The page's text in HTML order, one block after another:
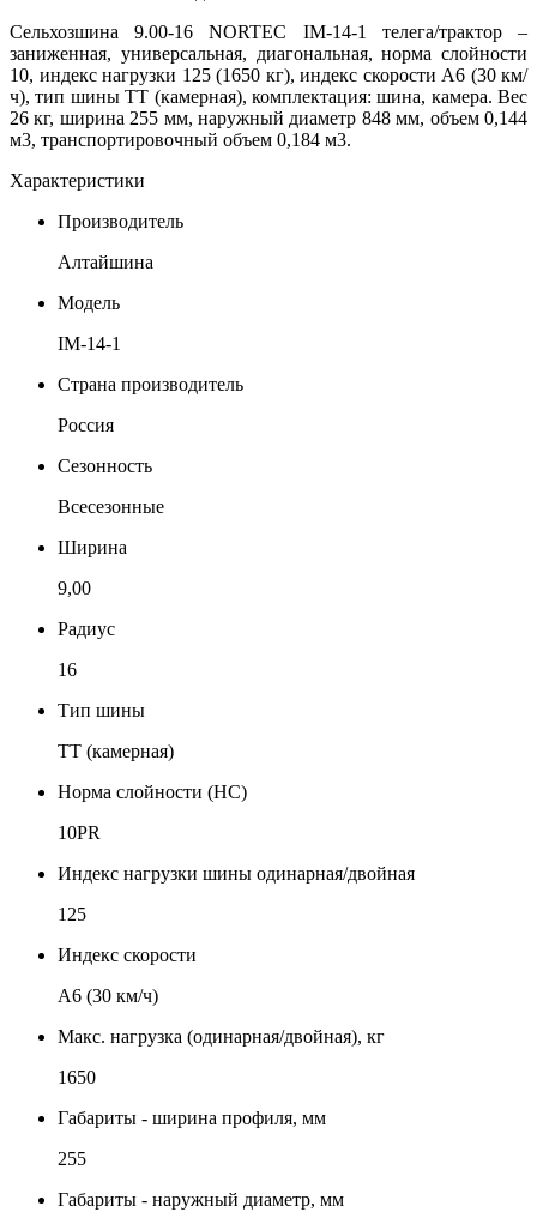
Сельхозшина 9.00-16 NORTEC IM-14-1 телега/трактор –
заниженная, универсальная, диагональная, норма слойности
10, индекс нагрузки 125 (1650 кг), индекс скорости А6 (30 км/
ч), тип шины ТТ (камерная), комплектация: шина, камера. Вес
26 кг, ширина 255 мм, наружный диаметр 848 мм, объем 0,144
м3, транспортировочный объем 0,184 м3.
Характеристики
Производитель
Алтайшина
Модель
IM-14-1
Страна производитель
Россия
Сезонность
Всесезонные
Ширина
9,00
Радиус
16
Тип шины
TT (камерная)
Норма слойности (НС)
10PR
Индекс нагрузки шины одинарная/двойная
125
Индекс скорости
А6 (30 км/ч)
Макс. нагрузка (одинарная/двойная), кг
1650
Габариты - ширина профиля, мм
255
Габариты - наружный диаметр, мм